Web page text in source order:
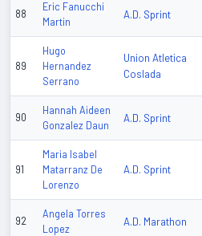
88
Eric Fanucchi
Martin
A.D. Sprint
89
Hugo
Hernandez
Serrano
Union Atletica
Coslada
90
Hannah Aideen
Gonzalez Daun
A.D. Sprint
91
Maria Isabel
Matarranz De
Lorenzo
A.D. Sprint
92
Angela Torres
Lopez
A.D. Marathon